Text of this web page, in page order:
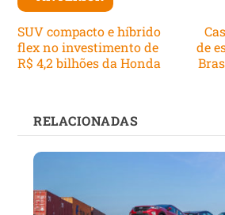
SUV compacto e híbrido
flex no investimento de
R$ 4,2 bilhões da Honda
de
RELACIONADAS